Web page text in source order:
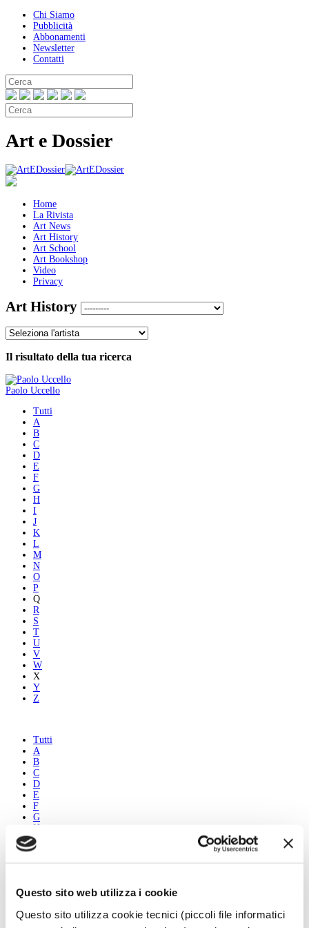
Questo sito web utilizza i cookie
Questo sito utilizza cookie tecnici (piccoli file informatici
Chi Siamo
Pubblicità
Abbonamenti
Newsletter
Contatti
Art e Dossier
Home
La Rivista
Art News
Art History
Art School
Art Bookshop
Video
Privacy
Art History
Il risultato della tua ricerca
Paolo Uccello
Tutti
A
B
C
D
E
F
G
H
I
J
K
L
M
N
O
P
Q
R
S
T
U
V
W
X
Y
Z
Tutti
A
B
C
D
E
F
G
H
I
J
N
P